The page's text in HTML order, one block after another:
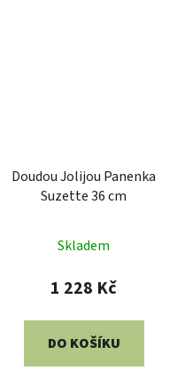
Doudou Jolijou Panenka
Suzette 36 cm
Skladem
1 228 Kč
DO KOŠÍKU